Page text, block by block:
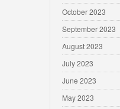
October 2023
September 2023
August 2023
July 2023
June 2023
May 2023